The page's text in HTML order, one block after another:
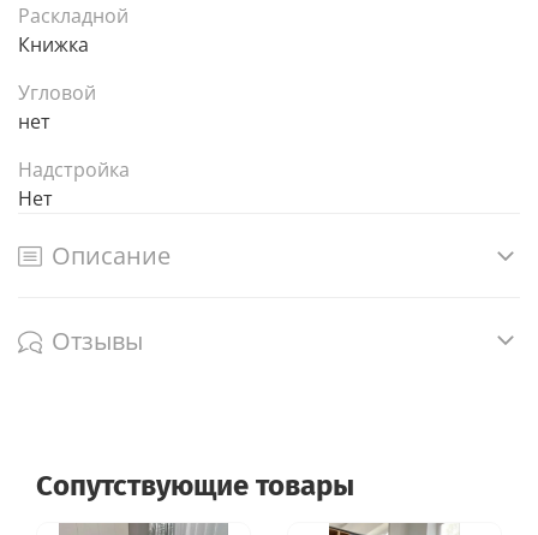
Раскладной
Книжка
Угловой
нет
Надстройка
Нет
Описание
Отзывы
Сопутствующие товары